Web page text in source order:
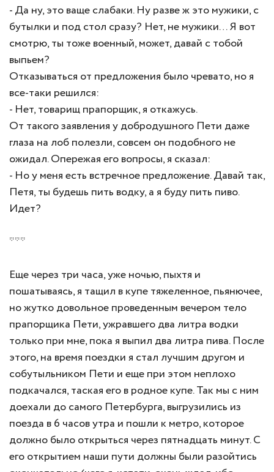
- Да ну, это ваще слабаки. Ну разве ж это мужики, с
бутылки и под стол сразу? Нет, не мужики… Я вот
смотрю, ты тоже военный, может, давай с тобой
выпьем?
Отказываться от предложения было чревато, но я
все-таки решился:
- Нет, товарищ прапорщик, я откажусь.
От такого заявления у добродушного Пети даже
глаза на лоб полезли, совсем он подобного не
ожидал. Опережая его вопросы, я сказал:
- Но у меня есть встречное предложение. Давай так,
Петя, ты будешь пить водку, а я буду пить пиво.
Идет?
***
Еще через три часа, уже ночью, пыхтя и
пошатываясь, я тащил в купе тяжеленное, пьянючее,
но жутко довольное проведенным вечером тело
прапорщика Пети, ужравшего два литра водки
только при мне, пока я выпил два литра пива. После
этого, на время поездки я стал лучшим другом и
собутыльником Пети и еще при этом неплохо
подкачался, таская его в родное купе. Так мы с ним
доехали до самого Петербурга, выгрузились из
поезда в 6 часов утра и пошли к метро, которое
должно было открыться через пятнадцать минут. С
его открытием наши пути должны были разойтись